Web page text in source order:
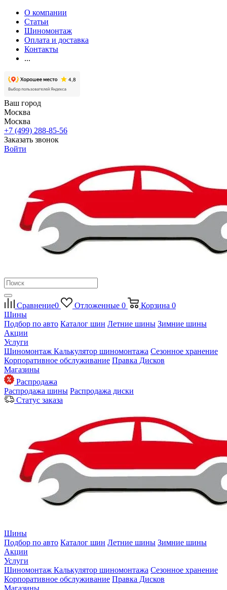
О компании
Статьи
Шиномонтаж
Оплата и доставка
Контакты
...
Ваш город
Москва
Москва
+7 (499) 288-85-56
Заказать звонок
Войти
Сравнение0 Отложенные 0 Корзина 0
Шины
Подбор по авто Каталог шин Летние шины Зимние шины
Акции
Услуги
Шиномонтаж Калькулятор шиномонтажа Сезонное хранение
Корпоративное обслуживание Правка Дисков
Магазины
Распродажа
Распродажа шины Распродажа диски
Статус заказа
Шины
Подбор по авто Каталог шин Летние шины Зимние шины
Акции
Услуги
Шиномонтаж Калькулятор шиномонтажа Сезонное хранение
Корпоративное обслуживание Правка Дисков
Магазины